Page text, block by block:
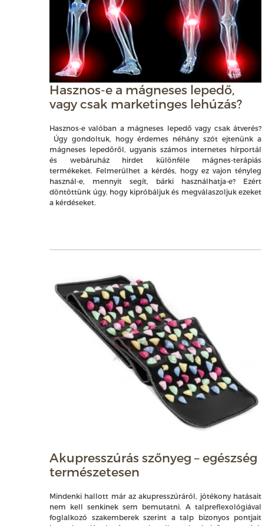
Hasznos-e a mágneses lepedő,
vagy csak marketinges lehúzás?
Hasznos-e valóban a mágneses lepedő vagy csak átverés?
Úgy gondoltuk, hogy érdemes néhány szót ejtenünk a
mágneses lepedőről, ugyanis számos internetes hírportál
és webáruház hirdet különféle mágnes-terápiás
termékeket. Felmerülhet a kérdés, hogy ez vajon tényleg
használ-e, mennyit segít, bárki használhatja-e? Ezért
döntöttünk úgy, hogy kipróbáljuk és megválaszoljuk ezeket
a kérdéseket.
Akupresszúrás szőnyeg – egészség
természetesen
Mindenki hallott már az akupresszúráról, jótékony hatásait
nem kell senkinek sem bemutatni. A talpreflexológiával
foglalkozó szakemberek szerint a talp bizonyos pontjait